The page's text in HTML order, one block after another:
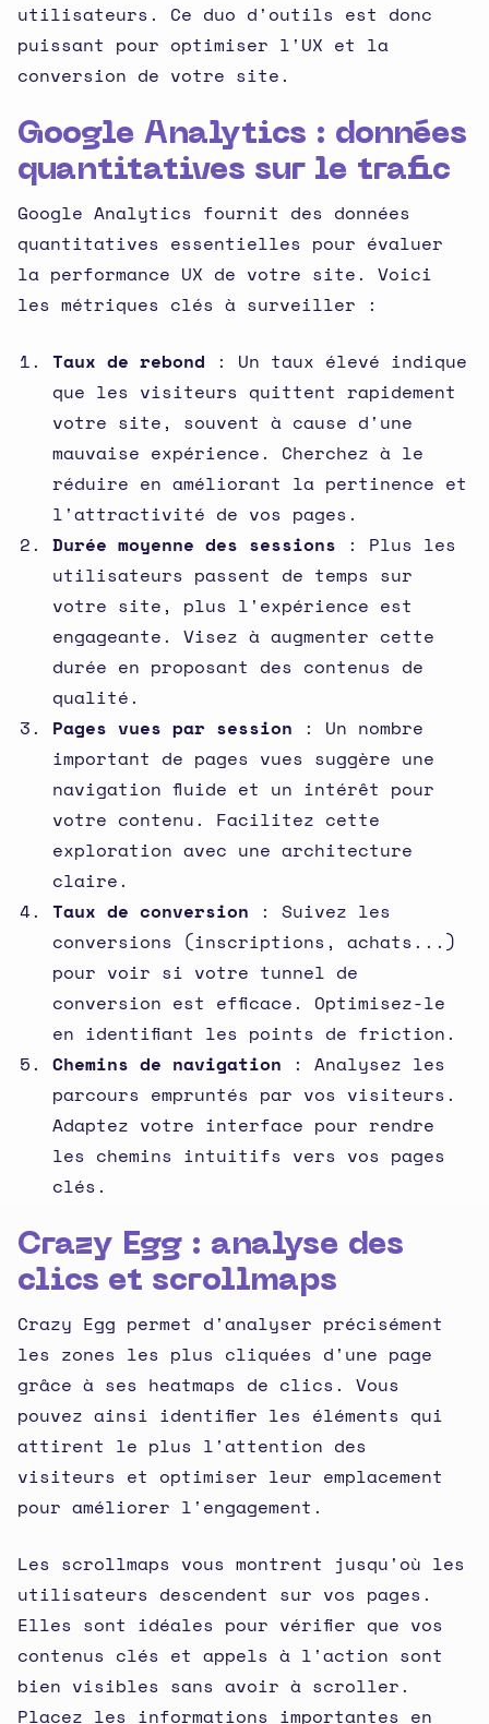
utilisateurs. Ce duo d'outils est donc
puissant pour optimiser l'UX et la
conversion de votre site.
Google Analytics : données
quantitatives sur le trafic
Google Analytics fournit des données
quantitatives essentielles pour évaluer
la performance UX de votre site. Voici
les métriques clés à surveiller :
Taux de rebond : Un taux élevé indique
que les visiteurs quittent rapidement
votre site, souvent à cause d'une
mauvaise expérience. Cherchez à le
réduire en améliorant la pertinence et
l'attractivité de vos pages.
Durée moyenne des sessions : Plus les
utilisateurs passent de temps sur
votre site, plus l'expérience est
engageante. Visez à augmenter cette
durée en proposant des contenus de
qualité.
Pages vues par session : Un nombre
important de pages vues suggère une
navigation fluide et un intérêt pour
votre contenu. Facilitez cette
exploration avec une architecture
claire.
Taux de conversion : Suivez les
conversions (inscriptions, achats...)
pour voir si votre tunnel de
conversion est efficace. Optimisez-le
en identifiant les points de friction.
Chemins de navigation : Analysez les
parcours empruntés par vos visiteurs.
Adaptez votre interface pour rendre
les chemins intuitifs vers vos pages
clés.
Crazy Egg : analyse des
clics et scrollmaps
Crazy Egg permet d'analyser précisément
les zones les plus cliquées d'une page
grâce à ses heatmaps de clics. Vous
pouvez ainsi identifier les éléments qui
attirent le plus l'attention des
visiteurs et optimiser leur emplacement
pour améliorer l'engagement.
Les scrollmaps vous montrent jusqu'où les
utilisateurs descendent sur vos pages.
Elles sont idéales pour vérifier que vos
contenus clés et appels à l'action sont
bien visibles sans avoir à scroller.
Placez les informations importantes en